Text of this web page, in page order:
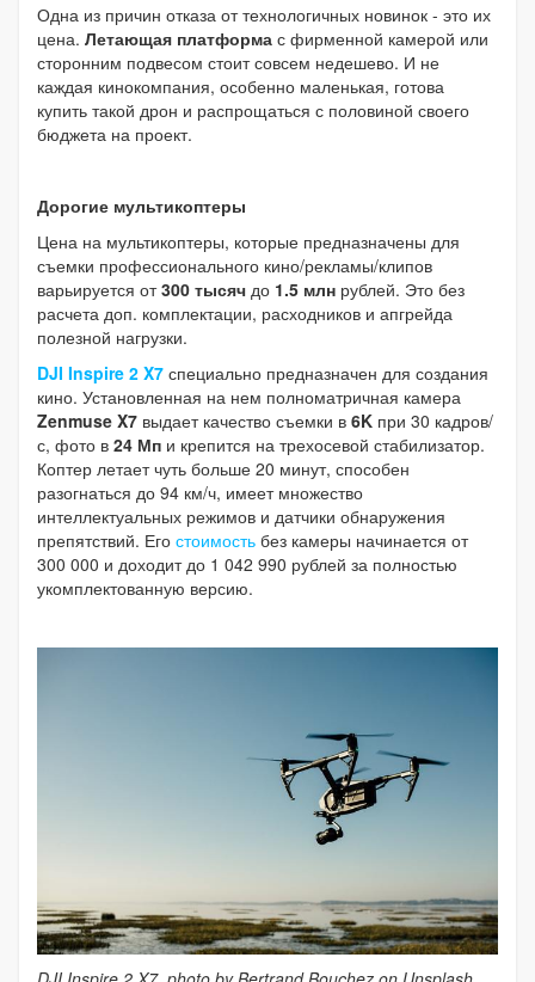
Одна из причин отказа от технологичных новинок - это их
цена. Летающая платформа с фирменной камерой или
сторонним подвесом стоит совсем недешево. И не
каждая кинокомпания, особенно маленькая, готова
купить такой дрон и распрощаться с половиной своего
бюджета на проект.
Дорогие мультикоптеры
Цена на мультикоптеры, которые предназначены для
съемки профессионального кино/рекламы/клипов
варьируется от300 тысяч до 1.5 млн рублей. Это без
расчета доп. комплектации, расходников и апгрейда
полезной нагрузки.
DJI Inspire 2 X7 специально предназначен для создания
кино. Установленная на нем полноматричная камера
Zenmuse X7 выдает качество съемки в 6K при 30 кадров/
с, фото в 24 Мп и крепится на трехосевой стабилизатор.
Коптер летает чуть больше 20 минут, способен
разогнаться до 94 км/ч, имеет множество
интеллектуальных режимов и датчики обнаружения
препятствий. Его стоимость без камеры начинается от
300 000 и доходит до 1 042 990 рублей за полностью
укомплектованную версию.